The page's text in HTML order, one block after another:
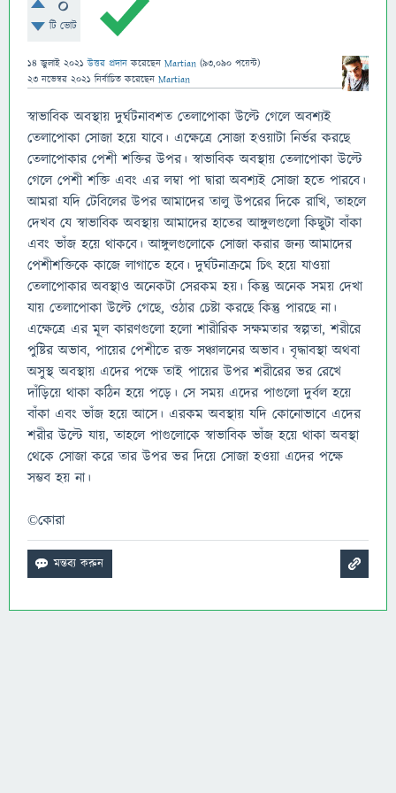
0
টি ভোট
14 জুলাই 2021 উত্তর প্রদান করেছেন Martian (93,090 পয়েন্ট)
23 নভেম্বর 2021 নির্বাচিত করেছেন Martian
স্বাভাবিক অবস্থায় দুর্ঘটনাবশত তেলাপোকা উল্টে গেলে অবশ্যই
তেলাপোকা সোজা হয়ে যাবে। এক্ষেত্রে সোজা হওয়াটা নির্ভর করছে
তেলাপোকার পেশী শক্তির উপর। স্বাভাবিক অবস্থায় তেলাপোকা উল্টে
গেলে পেশী শক্তি এবং এর লম্বা পা দ্বারা অবশ্যই সোজা হতে পারবে।
আমরা যদি টেবিলের উপর আমাদের তালু উপরের দিকে রাখি, তাহলে
দেখব যে স্বাভাবিক অবস্থায় আমাদের হাতের আঙ্গুলগুলো কিছুটা বাঁকা
এবং ভাঁজ হয়ে থাকবে। আঙ্গুলগুলোকে সোজা করার জন্য আমাদের
পেশীশক্তিকে কাজে লাগাতে হবে। দুর্ঘটনাক্রমে চিৎ হয়ে যাওয়া
তেলাপোকার অবস্থাও অনেকটা সেরকম হয়। কিন্তু অনেক সময় দেখা
যায় তেলাপোকা উল্টে গেছে, ওঠার চেষ্টা করছে কিন্তু পারছে না।
এক্ষেত্রে এর মূল কারণগুলো হলো শারীরিক সক্ষমতার স্বল্পতা, শরীরে
পুষ্টির অভাব, পায়ের পেশীতে রক্ত সঞ্চালনের অভাব। বৃদ্ধাবস্থা অথবা
অসুস্থ অবস্থায় এদের পক্ষে তাই পায়ের উপর শরীরের ভর রেখে
দাঁড়িয়ে থাকা কঠিন হয়ে পড়ে। সে সময় এদের পাগুলো দুর্বল হয়ে
বাঁকা এবং ভাঁজ হয়ে আসে। এরকম অবস্থায় যদি কোনোভাবে এদের
শরীর উল্টে যায়, তাহলে পাগুলোকে স্বাভাবিক ভাঁজ হয়ে থাকা অবস্থা
থেকে সোজা করে তার উপর ভর দিয়ে সোজা হওয়া এদের পক্ষে
সম্ভব হয় না।
©️কোরা